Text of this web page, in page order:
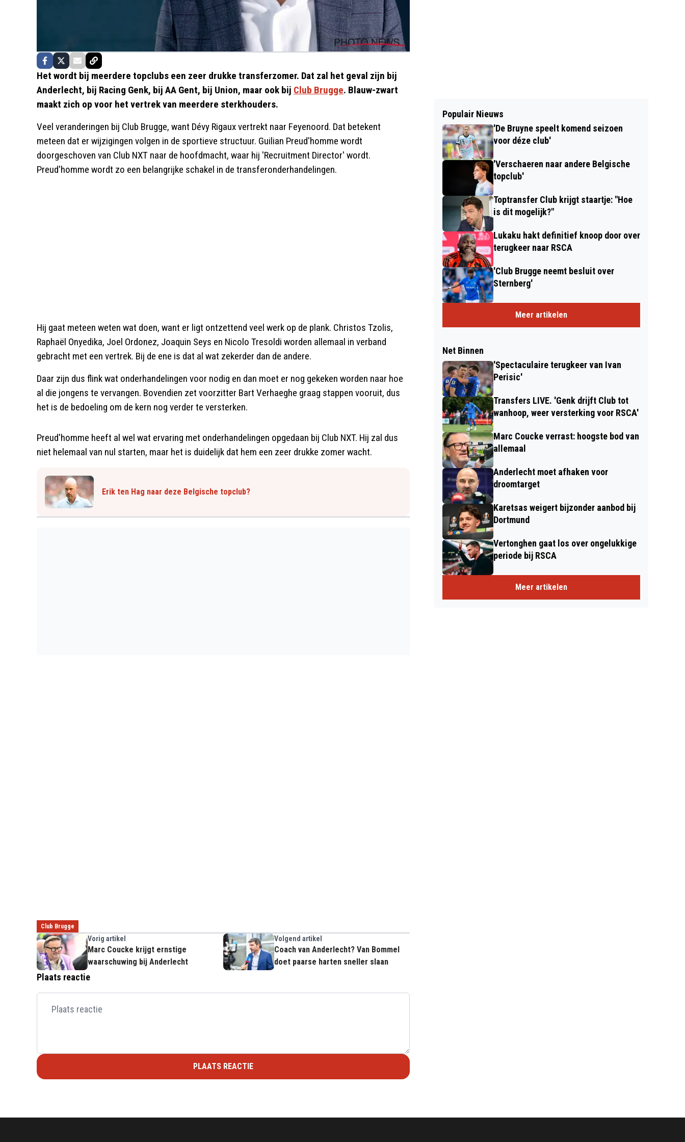
Het wordt bij meerdere topclubs een zeer drukke transferzomer. Dat zal het geval zijn bij
Anderlecht, bij Racing Genk, bij AA Gent, bij Union, maar ook bij Club Brugge. Blauw-zwart
maakt zich op voor het vertrek van meerdere sterkhouders.
Veel veranderingen bij Club Brugge, want Dévy Rigaux vertrekt naar Feyenoord. Dat betekent
meteen dat er wijzigingen volgen in de sportieve structuur. Guilian Preud'homme wordt
doorgeschoven van Club NXT naar de hoofdmacht, waar hij 'Recruitment Director' wordt.
Preud'homme wordt zo een belangrijke schakel in de transferonderhandelingen.
Hij gaat meteen weten wat doen, want er ligt ontzettend veel werk op de plank. Christos Tzolis,
Raphaël Onyedika, Joel Ordonez, Joaquin Seys en Nicolo Tresoldi worden allemaal in verband
gebracht met een vertrek. Bij de ene is dat al wat zekerder dan de andere.
Daar zijn dus flink wat onderhandelingen voor nodig en dan moet er nog gekeken worden naar hoe
al die jongens te vervangen. Bovendien zet voorzitter Bart Verhaeghe graag stappen vooruit, dus
het is de bedoeling om de kern nog verder te versterken.
Preud'homme heeft al wel wat ervaring met onderhandelingen opgedaan bij Club NXT. Hij zal dus
niet helemaal van nul starten, maar het is duidelijk dat hem een zeer drukke zomer wacht.
Erik ten Hag naar deze Belgische topclub?
Club Brugge
Vorig artikel
Marc Coucke krijgt ernstige
waarschuwing bij Anderlecht
Volgend artikel
Coach van Anderlecht? Van Bommel
doet paarse harten sneller slaan
Plaats reactie
PLAATS REACTIE
Populair Nieuws
'De Bruyne speelt komend seizoen
voor déze club'
'Verschaeren naar andere Belgische
topclub'
Toptransfer Club krijgt staartje: "Hoe
is dit mogelijk?"
Lukaku hakt definitief knoop door over
terugkeer naar RSCA
'Club Brugge neemt besluit over
Sternberg'
Meer artikelen
Net Binnen
'Spectaculaire terugkeer van Ivan
Perisic'
Transfers LIVE. 'Genk drijft Club tot
wanhoop, weer versterking voor RSCA'
Marc Coucke verrast: hoogste bod van
allemaal
Anderlecht moet afhaken voor
droomtarget
Karetsas weigert bijzonder aanbod bij
Dortmund
Vertonghen gaat los over ongelukkige
periode bij RSCA
Meer artikelen